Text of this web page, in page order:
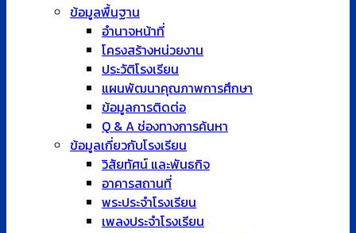
ข้อมูลเกี่ยวกับโรงเรียน
วิสัยทัศน์ และพันธกิจ
อาคารสถานที่
พระประจำโรงเรียน
เพลงประจำโรงเรียน
ตราโรงเรียนวัดเขมาภิรตาราม
ที่ตั้งโรงเรียน
หลักสูตรสถานศึกษา
ทำเนียบ
ทำเนียบผู้บริหาร
คณะกรรมการสถานศึกษา